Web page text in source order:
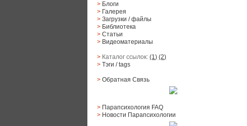
> Блоги
> Галерея
> Загрузки/файлы
> Библиотека
> Статьи
> Видеоматериалы
> Каталог ссылок:(1) (2)
> Тэги/ tags
> Обратная Cвязь
> Парапсихология FAQ
> Новости Парапсихологии